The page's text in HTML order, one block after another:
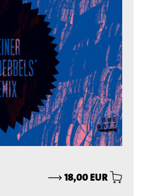
⟶18,00 EUR